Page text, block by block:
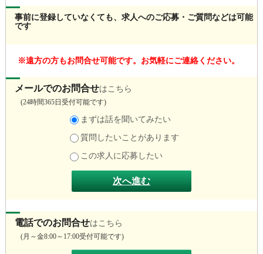
事前に登録していなくても、求人へのご応募・ご質問などは可能
です
遠方の方もお問合せ可能です。お気軽にご連絡ください。
メールでのお問合せはこちら
(24時間365日受付可能です)
まずは話を聞いてみたい
質問したいことがあります
この求人に応募したい
次へ進む
電話でのお問合せはこちら
(月～金8:00～17:00受付可能です)